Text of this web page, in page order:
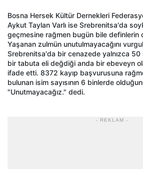
Bosna Hersek Kültür Dernekleri
Aykut Taylan Varlı ise Srebrenitsa'da
geçmesine rağmen bugün bile definlerin
Yaşanan zulmün unutulmayacağını
Srebrenitsa'da bir cenazede yalnızca
bir tabuta eli değdiği anda bir ebeveyn
ifade etti. 8372 kayıp başvurusuna
bulunan isim sayısının 6 binlerde
"Unutmayacağız." dedi.
- REKLAM -